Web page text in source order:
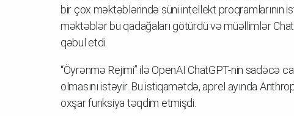
bir çox məktəblərində süni intellekt proqramlarının
məktəblər bu qadağaları götürdü və müəllimlər
qəbul etdi.
“Öyrənmə Rejimi” ilə OpenAI ChatGPT-nin sadəcə
olmasını istəyir. Bu istiqamətdə, aprel ayında
oxşar funksiya təqdim etmişdi.